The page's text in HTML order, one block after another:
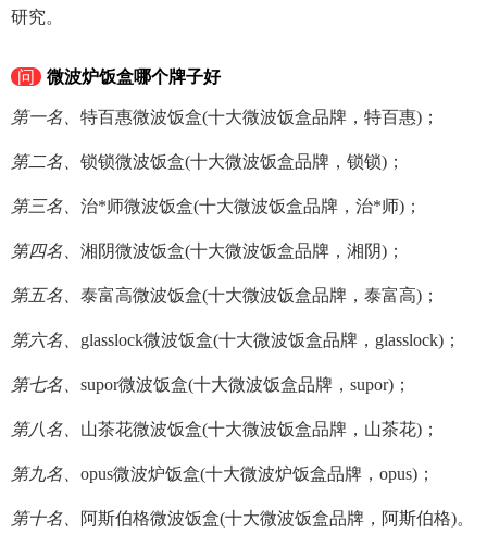
研究。
问 微波炉饭盒哪个牌子好
第一名、 特百惠微波饭盒(十大微波饭盒品牌，特百惠)；
第二名、 锁锁微波饭盒(十大微波饭盒品牌，锁锁)；
第三名、 治*师微波饭盒(十大微波饭盒品牌，治*师)；
第四名、 湘阴微波饭盒(十大微波饭盒品牌，湘阴)；
第五名、 泰富高微波饭盒(十大微波饭盒品牌，泰富高)；
第六名、 glasslock微波饭盒(十大微波饭盒品牌，glasslock)；
第七名、 supor微波饭盒(十大微波饭盒品牌，supor)；
第八名、 山茶花微波饭盒(十大微波饭盒品牌，山茶花)；
第九名、 opus微波炉饭盒(十大微波炉饭盒品牌，opus)；
第十名、 阿斯伯格微波饭盒(十大微波饭盒品牌，阿斯伯格)。